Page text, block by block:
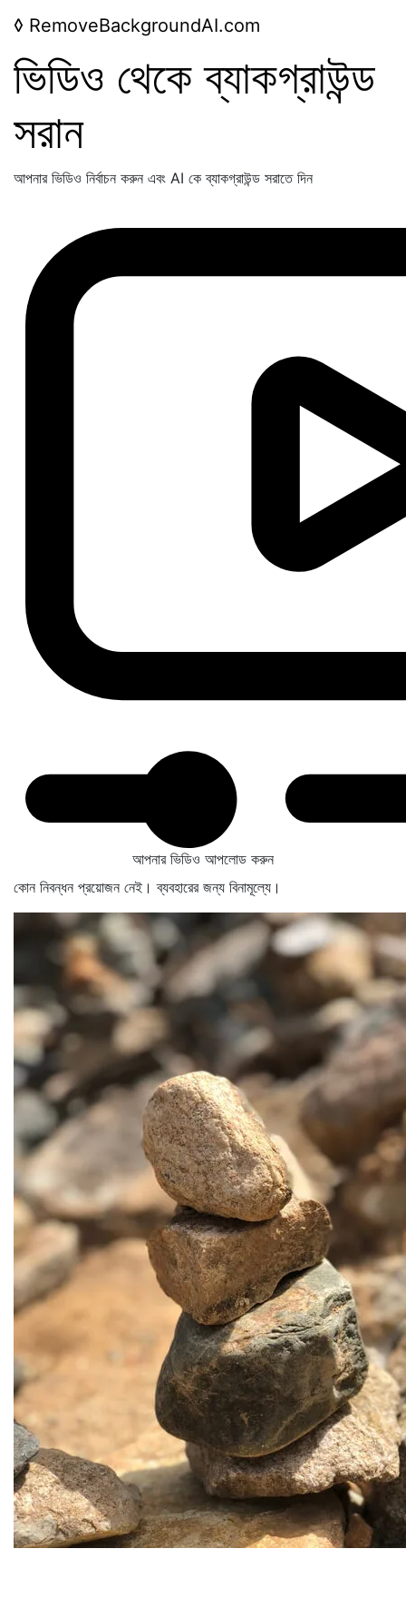
◊ RemoveBackgroundAI.com
ভিডিও থেকে ব্যাকগ্রাউন্ড
সরান
আপনার ভিডিও নির্বাচন করুন এবং AI কে ব্যাকগ্রাউন্ড সরাতে দিন
আপনার ভিডিও আপলোড করুন
কোন নিবন্ধন প্রয়োজন নেই। ব্যবহারের জন্য বিনামূল্যে।